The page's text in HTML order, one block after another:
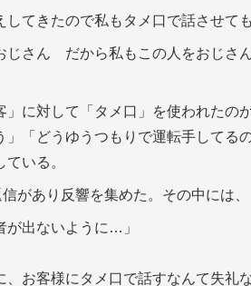
てきたので私もタメ口で話させて
じさん だから私もこの人をおじさ
に対して「タメ口」を使われたの
「どうゆうつもりで運転手してる
いる。
があり反響を集めた。その中には、
出ないように…」
お客様にタメ口で話すなんて失礼な